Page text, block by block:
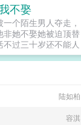
不娶
个陌生男人夺走，
非她不娶她被迫顶替
过三十岁还不能人
，谁说他不能人事的
那个跟她睡了之后
人！...
陆如柏
容淇